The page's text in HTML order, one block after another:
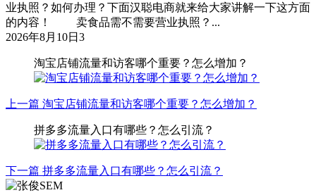
业执照？如何办理？下面汉聪电商就来给大家讲解一下这方面
的内容！ 卖食品需不需要营业执照？...
2026年8月10日 3
淘宝店铺流量和访客哪个重要？怎么增加？
上一篇 淘宝店铺流量和访客哪个重要？怎么增加？
拼多多流量入口有哪些？怎么引流？
下一篇 拼多多流量入口有哪些？怎么引流？